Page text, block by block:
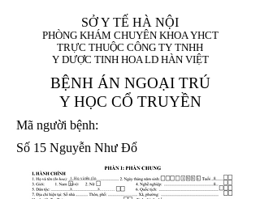
SỞ Y TẾ HÀ NỘI
PHÒNG KHÁM CHUYÊN KHOA YHCT
TRỰC THUỘC CÔNG TY TNHH
Y DƯỢC TINH HOA LD HÀN VIỆT
BỆNH ÁN NGOẠI TRÚ
Y HỌC CỔ TRUYỀN
Mã người bệnh:
Số 15 Nguyễn Như Đổ
1. Họ và tên (In
hoa):
1 9 9 5
8
8
X
X